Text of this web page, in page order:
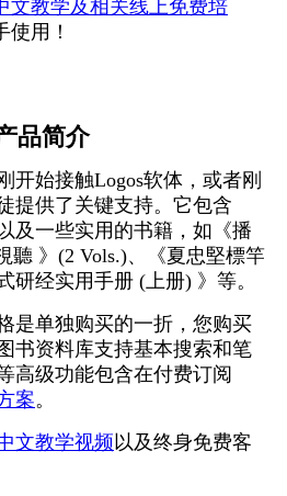
文教学及相关线上免费培
使用！
品简介
开始接触Logos软体，或者刚
提供了关键支持。它包含
及一些实用的书籍，如《播
聽 》(2 Vols.)、《夏忠堅標竿
研经实用手册 (上册) 》等。
是单独购买的一折，您购买
书资料库支持基本搜索和笔
高级功能包含在付费订阅
案。
文教学视频以及终身免费客